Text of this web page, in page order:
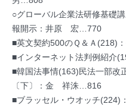
○グローバル企業法研修基礎
報開示：井原 宏…770
■英文契約500のＱ＆Ａ(218)
■インターネット法判例紹
■韓国法事情(163)民法一部改
〔下〕：金 祥洙…816
■ブラッセル・ウオッチ(224)